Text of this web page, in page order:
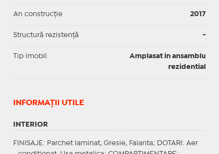
An construcție 2017
Structură rezistență -
Tip imobil
Amplasat in ansamblu
rezidential
INFORMAŢII UTILE
INTERIOR
FINISAJE : Parchet laminat, Gresie, Faianta; DOTARI : Aer